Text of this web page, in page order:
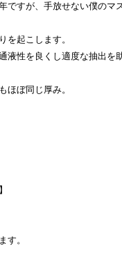
ですが、手放せない僕のマ
を起こします。
液性を良くし適度な抽出を
ほぼ同じ厚み。
す。